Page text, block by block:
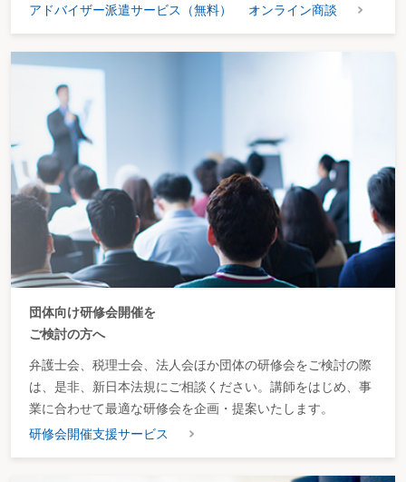
アドバイザー派遣サービス（無料） オンライン商談
団体向け研修会開催を
ご検討の方へ
弁護士会、税理士会、法人会ほか団体の研修会をご検討の際
は、是非、新日本法規にご相談ください。講師をはじめ、事
業に合わせて最適な研修会を企画・提案いたします。
研修会開催支援サービス